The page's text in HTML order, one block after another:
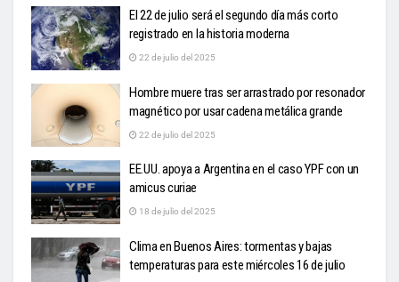
El 22 de julio será el segundo día más corto
registrado en la historia moderna
22 de julio del 2025
Hombre muere tras ser arrastrado por resonador
magnético por usar cadena metálica grande
22 de julio del 2025
EE.UU. apoya a Argentina en el caso YPF con un
amicus curiae
18 de julio del 2025
Clima en Buenos Aires: tormentas y bajas
temperaturas para este miércoles 16 de julio